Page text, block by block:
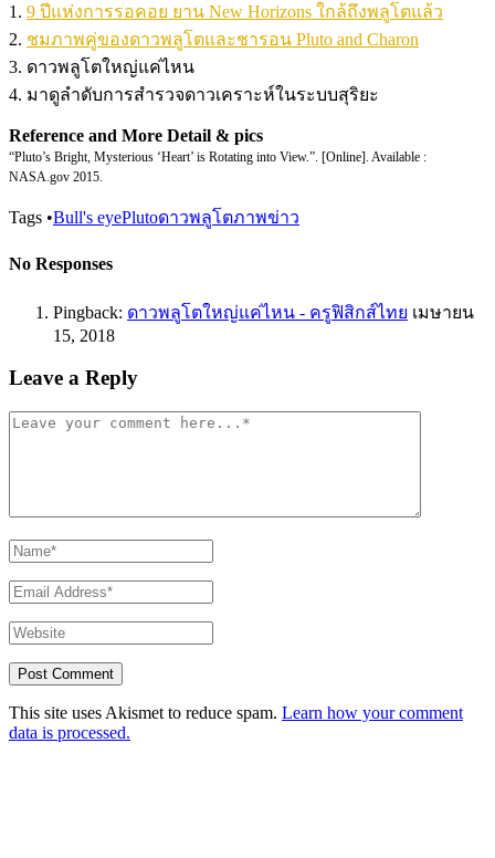
1. 9 ปีแห่งการรอคอย ยาน New Horizons ใกล้ถึงพลูโตแล้ว
2. ชมภาพคู่ของดาวพลูโตและชารอน Pluto and Charon
3. ดาวพลูโตใหญ่แค่ไหน
4. มาดูลำดับการสำรวจดาวเคราะห์ในระบบสุริยะ
Reference and More Detail & pics
“Pluto’s Bright, Mysterious ‘Heart’ is Rotating into View.”. [Online]. Available :
NASA.gov 2015.
Tags •Bull's eyePlutoดาวพลูโตภาพข่าว
No Responses
Pingback: ดาวพลูโตใหญ่แค่ไหน - ครูฟิสิกส์ไทย เมษายน
15, 2018
Leave a Reply
This site uses Akismet to reduce spam. Learn how your comment
data is processed.